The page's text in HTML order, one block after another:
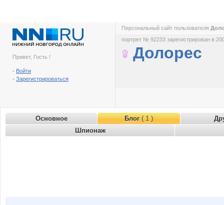
Привет, Гость !
- Войти
- Зарегистрироваться
Персональный сайт пользователя
портрет № 92233 зарегистрирован в
Долорес
Основное Блог( 1 )
Шпионаж